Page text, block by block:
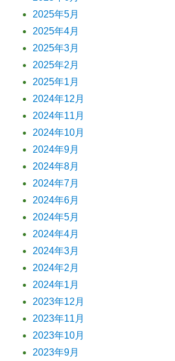
2025年5月
2025年4月
2025年3月
2025年2月
2025年1月
2024年12月
2024年11月
2024年10月
2024年9月
2024年8月
2024年7月
2024年6月
2024年5月
2024年4月
2024年3月
2024年2月
2024年1月
2023年12月
2023年11月
2023年10月
2023年9月